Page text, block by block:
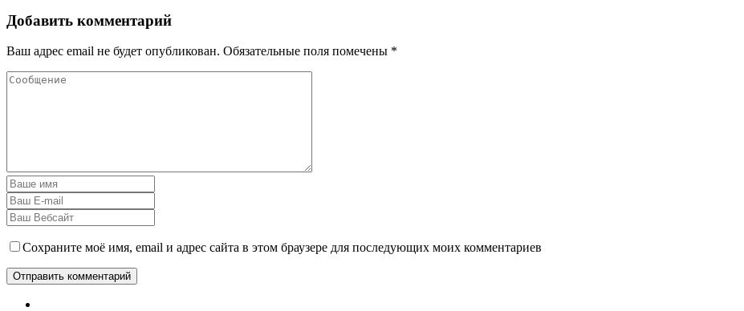
Добавить комментарий
Ваш адрес email не будет опубликован. Обязательные поля помечены *
Сохраните моё имя, email и адрес сайта в этом браузере для последующих моих комментариев